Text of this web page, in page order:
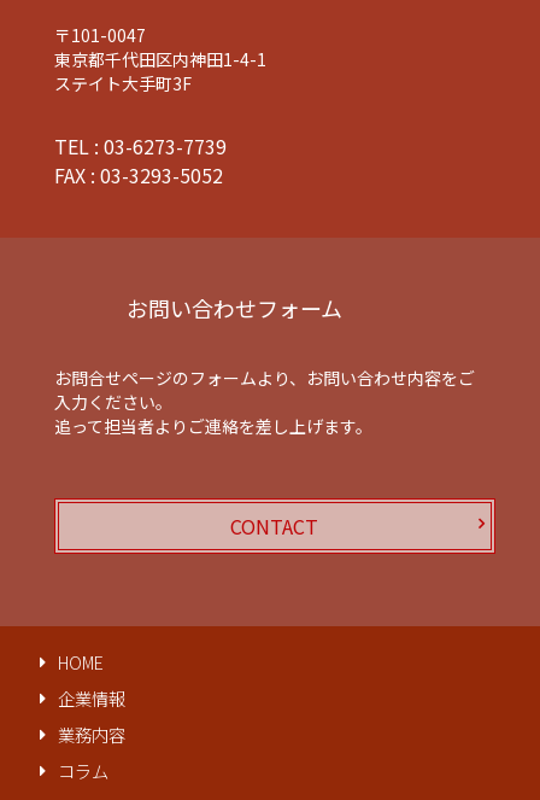
〒101-0047
東京都千代田区内神田1-4-1
ステイト大手町3F
TEL : 03-6273-7739
FAX : 03-3293-5052
お問い合わせフォーム
お問合せページのフォームより、お問い合わせ内容をご
入力ください。
追って担当者よりご連絡を差し上げます。
CONTACT
HOME
企業情報
業務内容
コラム